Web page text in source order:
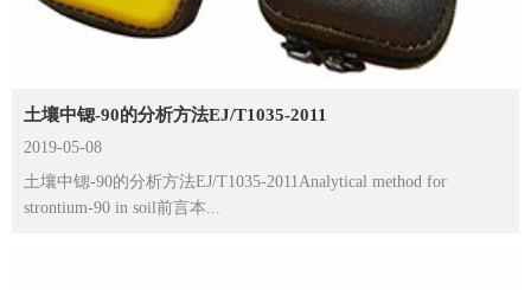
土壤中锶-90的分析方法EJ/T1035-2011
2019-05-08
土壤中锶-90的分析方法EJ/T1035-2011Analytical method for
strontium-90 in soil前言本...